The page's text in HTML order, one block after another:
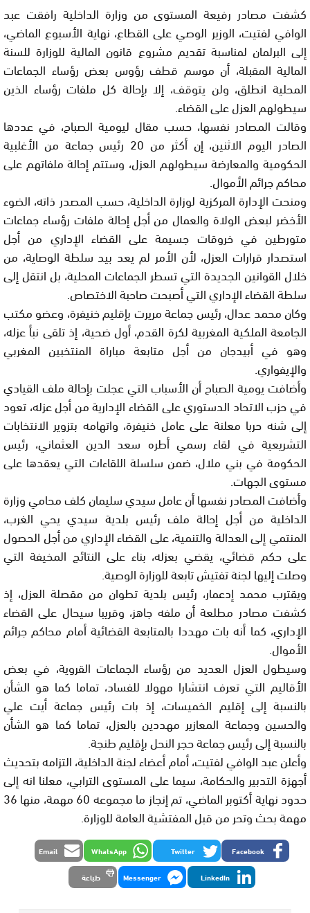
كشفت مصادر رفيعة المستوى من وزارة الداخلية رافقت عبد
الوافي لفتيت، الوزير الوصي على القطاع، نهاية الأسبوع الماضي،
إلى البرلمان لمناسبة تقديم مشروع قانون المالية للوزارة للسنة
المالية المقبلة، أن موسم قطف رؤوس بعض رؤساء الجماعات
المحلية انطلق، ولن يتوقف، إلا بإحالة كل ملفات رؤساء الذين
سيطولهم العزل على القضاء.
وقالت المصادر نفسها، حسب مقال ليومية الصباح، في عددها
الصادر اليوم الاثنين، إن أكثر من 20 رئيس جماعة من الأغلبية
الحكومية والمعارضة سيطولهم العزل، وستتم إحالة ملفاتهم على
محاكم جرائم الأموال.
ومنحت الإدارة المركزية لوزارة الداخلية، حسب المصدر ذاته، الضوء
الأخضر لبعض الولاة والعمال من أجل إحالة ملفات رؤساء جماعات
متورطين في خروقات جسيمة على القضاء الإداري من أجل
استصدار قرارات العزل، لأن الأمر لم يعد بيد سلطة الوصاية، من
خلال القوانين الجديدة التي تسطر الجماعات المحلية، بل انتقل إلى
سلطة القضاء الإداري التي أصبحت صاحبة الاختصاص.
وكان محمد عدال، رئيس جماعة مريرت بإقليم خنيفرة، وعضو مكتب
الجامعة الملكية المغربية لكرة القدم، أول ضحية، إذ تلقى نبأ عزله،
وهو في أبيدجان من أجل متابعة مباراة المنتخبين المغربي
والإيفواري.
وأضافت يومية الصباح أن الأسباب التي عجلت بإحالة ملف القيادي
في حزب الاتحاد الدستوري على القضاء الإدارية من أجل عزله، تعود
إلى شنه حربا معلنة على عامل خنيفرة، واتهامه بتزوير الانتخابات
التشريعية في لقاء رسمي أطره سعد الدين العثماني، رئيس
الحكومة في بني ملال، ضمن سلسلة اللقاءات التي يعقدها على
مستوى الجهات.
وأضافت المصادر نفسها أن عامل سيدي سليمان كلف محامي وزارة
الداخلية من أجل إحالة ملف رئيس بلدية سيدي يحي الغرب،
المنتمي إلى العدالة والتنمية، على القضاء الإداري من أجل الحصول
على حكم قضائي، يقضي بعزله، بناء على النتائج المخيفة التي
وصلت إليها لجنة تفتيش تابعة للوزارة الوصية.
ويقترب محمد إدعمار، رئيس بلدية تطوان من مقصلة العزل، إذ
كشفت مصادر مطلعة أن ملفه جاهز، وقريبا سيحال على القضاء
الإداري، كما أنه بات مهددا بالمتابعة القضائية أمام محاكم جرائم
الأموال.
وسيطول العزل العديد من رؤساء الجماعات القروية، في بعض
الأقاليم التي تعرف انتشارا مهولا للفساد، تماما كما هو الشأن
بالنسبة إلى إقليم الخميسات، إذ بات رئيس جماعة أيت علي
والحسين وجماعة المعازير مهددين بالعزل، تماما كما هو الشأن
بالنسبة إلى رئيس جماعة حجر النحل بإقليم طنجة.
وأعلن عبد الوافي لفتيت، أمام أعضاء لجنة الداخلية، التزامه بتحديث
أجهزة التدبير والحكامة، سيما على المستوى الترابي، معلنا انه إلى
حدود نهاية أكتوبر الماضي، تم إنجاز ما مجموعه 60 مهمة، منها 36
مهمة بحث وتحر من قبل المفتشية العامة للوزارة.
Facebook
Twitter
WhatsApp
Email
LinkedIn
Messenger طباعة